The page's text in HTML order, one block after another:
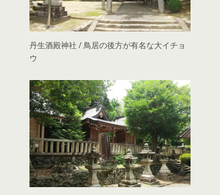
丹生酒殿神社 / 鳥居の後方が有名な大イチョ
ウ